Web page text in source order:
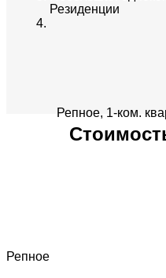
Резиденции
Репное, 1-ком.
Репное